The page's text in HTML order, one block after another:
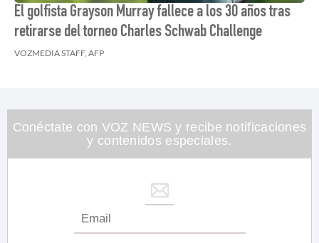
El golfista Grayson Murray fallece a los 30 años tras
retirarse del torneo Charles Schwab Challenge
VOZMEDIA STAFF, AFP
Conéctate con VOZ NEWS y recibe notificaciones
y contenidos especiales.